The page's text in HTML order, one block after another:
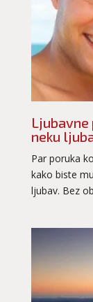
Ljubavne
neku
Par poruka
kako biste
ljubav. Bez